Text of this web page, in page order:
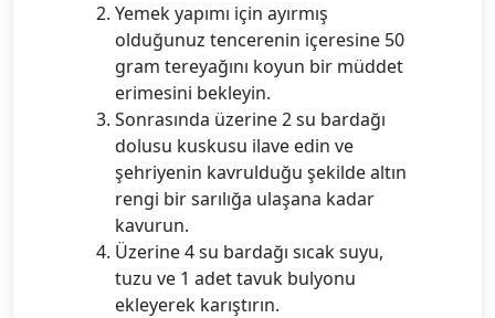
Yemek yapımı için ayırmış
olduğunuz tencerenin içeresine 50
gram tereyağını koyun bir müddet
erimesini bekleyin.
Sonrasında üzerine 2 su bardağı
dolusu kuskusu ilave edin ve
şehriyenin kavrulduğu şekilde altın
rengi bir sarılığa ulaşana kadar
kavurun.
Üzerine 4 su bardağı sıcak suyu,
tuzu ve 1 adet tavuk bulyonu
ekleyerek karıştırın.